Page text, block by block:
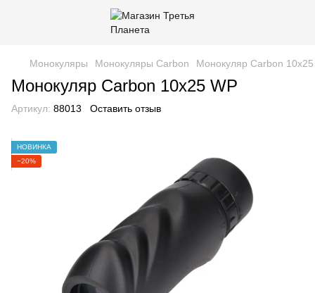
Монокуляры Монокуляры Carbon Монокуляр Carbon
Монокуляр Carbon 10х25 WP
Артикул: 88013 Оставить отзыв
НОВИНКА
−20%